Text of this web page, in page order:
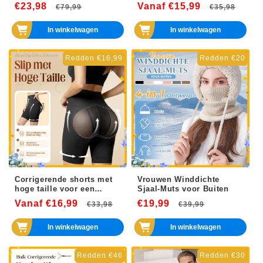
Draadloze Beha's
€23,98
Normale
prijs
€79,99 Aanbiedingsprijs
In winkelwagen
Vanaf €15,99
Normale
prijs
€35,98
In winkelwagen
Redden €16,99
Corrigerende shorts met
hoge taille voor een
gelifte billenlook
Vanaf €16,99
Normale
prijs
€33,98 Aanbiedingsprijs
In winkelwagen
Redden €20
Vrouwen Winddichte
Sjaal-Muts voor Buiten
€19,99
Normale
prijs
€39,99
In winkelwagen
Redden €46 Redden €30